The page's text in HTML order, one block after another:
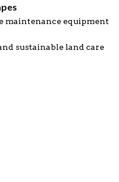
maintenance equipment
sustainable land care